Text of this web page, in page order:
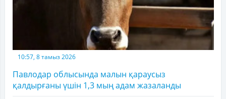
10:57, 8 тамыз 2026
Павлодар облысында малын қараусыз
қалдырғаны үшін 1,3 мың адам жазаланды